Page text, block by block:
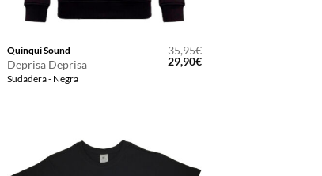
Quinqui Sound
Deprisa Deprisa
Sudadera - Negra
35,95€
El
precio
29,90€El